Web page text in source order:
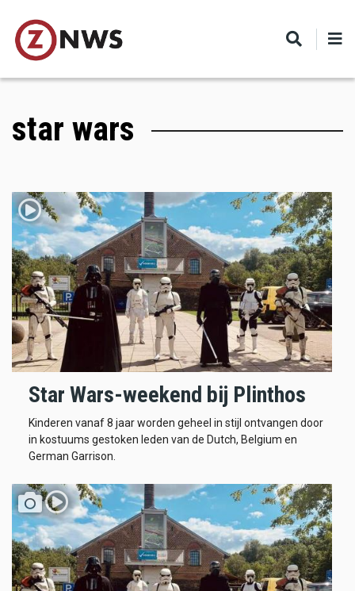
main
content
star wars
Star Wars-weekend bij Plinthos
Kinderen vanaf 8 jaar worden geheel in stijl ontvangen door
in kostuums gestoken leden van de Dutch, Belgium en
German Garrison.